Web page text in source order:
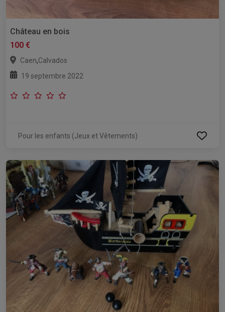
Château en bois
100 €
Caen,Calvados
19 septembre 2022
Pour les enfants (Jeux et Vêtements)